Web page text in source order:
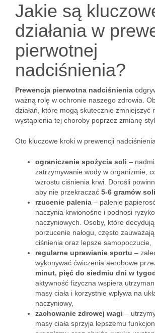
Jakie są
działania w
pierwotnej
nadciśnienia?
Prewencja pierwotna nadciśnienia
ważną rolę w ochronie naszego zdrowia.
działań, które mogą skutecznie zmniejszyć
wystąpienia tej choroby poprzez zmianę
Oto kluczowe kroki w prewencji
ograniczenie spożycia soli –
zatrzymywanie wody w organizmie,
wzrostu ciśnienia krwi. Dorośli
aby nie przekraczać 5-6 gramów
rzucenie palenia – palenie
naczynia krwionośne i podnosi
naczyniowych. Osoby, które
porzucenie nałogu, często
ciśnienia oraz lepsze samopoczucie,
regularne uprawianie sportu –
wykonywać ćwiczenia aerobowe
minut, pięć do siedmiu dni w
aktywność fizyczna wspiera
masy ciała i korzystnie wpływa na
naczyniowy,
zachowanie zdrowej wagi –
masy ciała sprzyja lepszemu